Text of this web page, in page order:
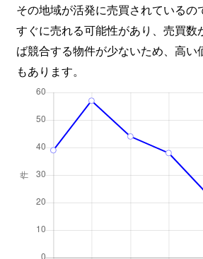
その地域が活発に売買されているの
すぐに売れる可能性があり、売買数
ば競合する物件が少ないため、高い
もあります。